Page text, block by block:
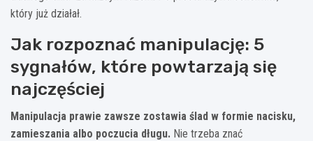
który już działał.
Jak rozpoznać manipulację: 5
sygnałów, które powtarzają się
najczęściej
Manipulacja prawie zawsze zostawia ślad w formie nacisku,
zamieszania albo poczucia długu. Nie trzeba znać